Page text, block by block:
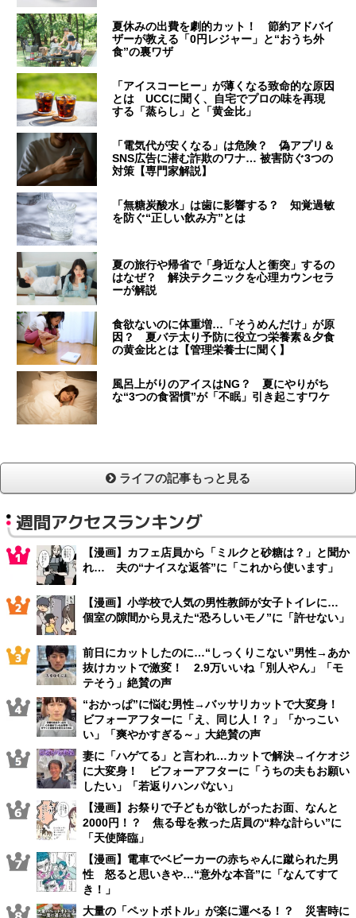
夏休みの出費を劇的カット！ 節約アドバイ
ザーが教える「0円レジャー」と“おうち外
食”の裏ワザ
「アイスコーヒー」が薄くなる致命的な原因
とは UCCに聞く、自宅でプロの味を再現
する「蒸らし」と「黄金比」
「電気代が安くなる」は危険？ 偽アプリ＆
SNS広告に潜む詐欺のワナ… 被害防ぐ3つの
対策【専門家解説】
「無糖炭酸水」は歯に影響する？ 知覚過敏
を防ぐ“正しい飲み方”とは
夏の旅行や帰省で「身近な人と衝突」するの
はなぜ？ 解決テクニックを心理カウンセラ
ーが解説
食欲ないのに体重増…「そうめんだけ」が原
因？ 夏バテ太り予防に役立つ栄養素＆夕食
の黄金比とは【管理栄養士に聞く】
風呂上がりのアイスはNG？ 夏にやりがち
な“3つの食習慣”が「不眠」引き起こすワケ
ライフの記事もっと見る
週間アクセスランキング
【漫画】カフェ店員から「ミルクと砂糖は？」と聞か
れ… 夫の“ナイスな返答”に「これから使います」
【漫画】小学校で人気の男性教師が女子トイレに…
個室の隙間から見えた“恐ろしいモノ”に「許せない」
前日にカットしたのに…“しっくりこない”男性→あか
抜けカットで激変！ 2.9万いいね「別人やん」「モ
テそう」絶賛の声
“おかっぱ”に悩む男性→バッサリカットで大変身！
ビフォーアフターに「え、同じ人！？」「かっこい
い」「爽やかすぎる～」大絶賛の声
妻に「ハゲてる」と言われ…カットで解決→イケオジ
に大変身！ ビフォーアフターに「うちの夫もお願い
したい」「若返りハンパない」
【漫画】お祭りで子どもが欲しがったお面、なんと
2000円！？ 焦る母を救った店員の“粋な計らい”に
「天使降臨」
【漫画】電車でベビーカーの赤ちゃんに蹴られた男
性 怒ると思いきや…“意外な本音”に「なんてすて
き！」
大量の「ペットボトル」が楽に運べる！？ 災害時に